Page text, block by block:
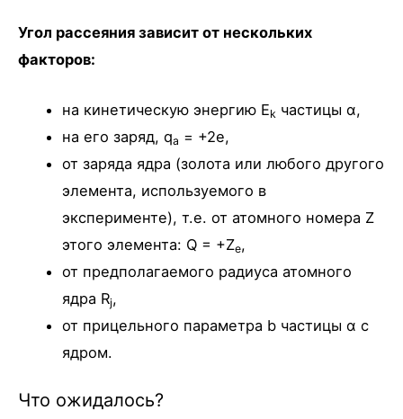
Угол рассеяния зависит от нескольких
факторов:
на кинетическую энергию Ek частицы α,
на его заряд, qa = +2e,
от заряда ядра (золота или любого другого
элемента, используемого в
эксперименте), т.е. от атомного номера Z
этого элемента: Q = +Ze,
от предполагаемого радиуса атомного
ядра Rj,
от прицельного параметра b частицы α с
ядром.
Что ожидалось?